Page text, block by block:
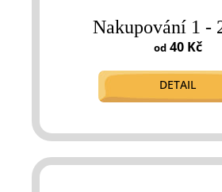
Nakupování 1 -
od40 Kč
DETAIL